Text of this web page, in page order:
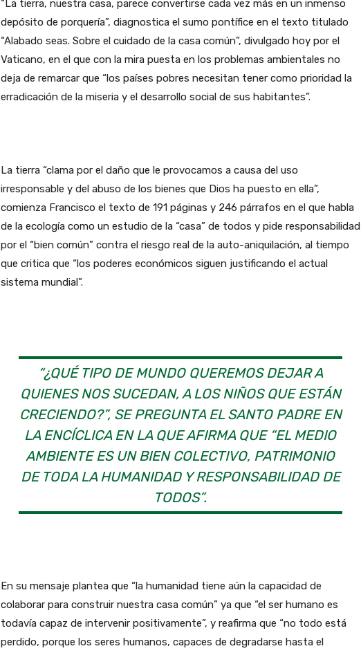
“La tierra, nuestra casa, parece convertirse cada vez más en un inmenso
depósito de porquería”, diagnostica el sumo pontífice en el texto titulado
“Alabado seas. Sobre el cuidado de la casa común”, divulgado hoy por el
Vaticano, en el que con la mira puesta en los problemas ambientales no
deja de remarcar que “los países pobres necesitan tener como prioridad la
erradicación de la miseria y el desarrollo social de sus habitantes”.
La tierra “clama por el daño que le provocamos a causa del uso
irresponsable y del abuso de los bienes que Dios ha puesto en ella”,
comienza Francisco el texto de 191 páginas y 246 párrafos en el que habla
de la ecología como un estudio de la “casa” de todos y pide responsabilidad
por el “bien común” contra el riesgo real de la auto-aniquilación, al tiempo
que critica que “los poderes económicos siguen justificando el actual
sistema mundial”.
“¿QUÉ TIPO DE MUNDO QUEREMOS DEJAR A
QUIENES NOS SUCEDAN, A LOS NIÑOS QUE ESTÁN
CRECIENDO?”, SE PREGUNTA EL SANTO PADRE EN
LA ENCÍCLICA EN LA QUE AFIRMA QUE “EL MEDIO
AMBIENTE ES UN BIEN COLECTIVO, PATRIMONIO
DE TODA LA HUMANIDAD Y RESPONSABILIDAD DE
TODOS”.
En su mensaje plantea que “la humanidad tiene aún la capacidad de
colaborar para construir nuestra casa común” ya que “el ser humano es
todavía capaz de intervenir positivamente”, y reafirma que “no todo está
perdido, porque los seres humanos, capaces de degradarse hasta el